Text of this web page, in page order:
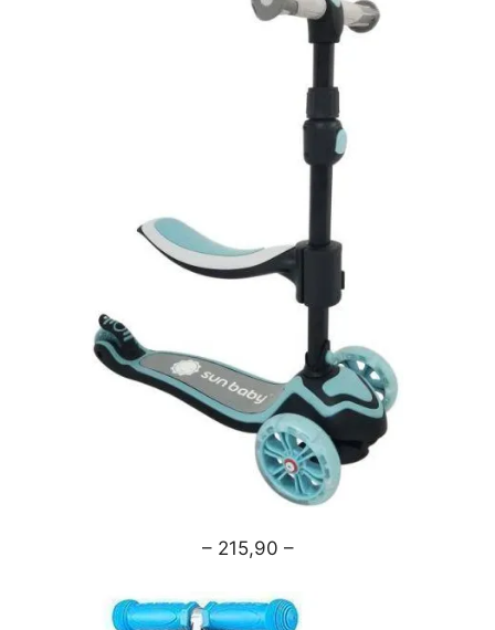
– 215,90 –